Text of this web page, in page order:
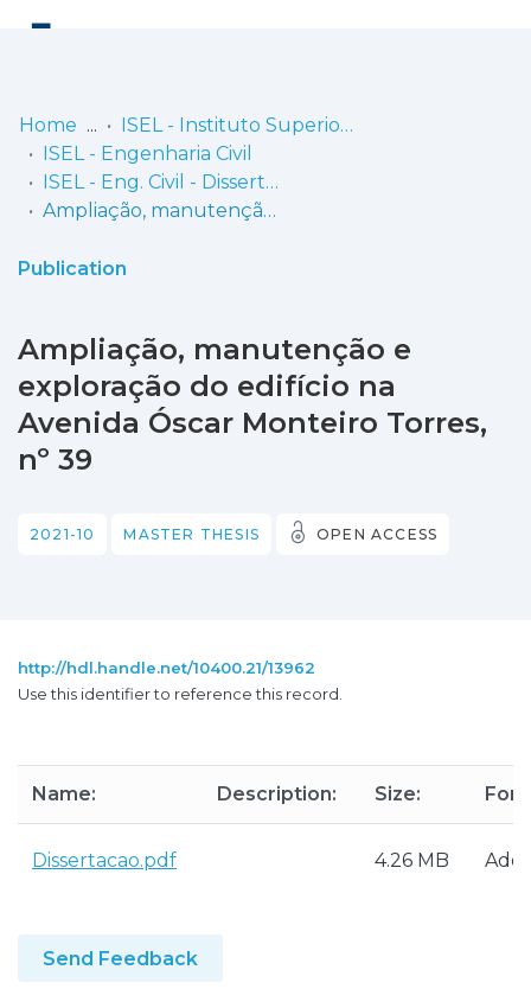
Communities
& Collections
Statistics
Home
ISEL - Instituto Superior de Engenharia de Lisboa
ISEL - Engenharia Civil
ISEL - Eng. Civil - Dissertações de Mestrado
Ampliação, manutenção e exploração do edifício na Avenida Óscar Monteiro Torres, nº 39
Publication
Ampliação, manutenção e
exploração do edifício na
Avenida Óscar Monteiro Torres,
nº 39
2021-10 MASTER THESIS OPEN ACCESS
http://hdl.handle.net/10400.21/13962
Use this identifier to reference this record.
Name: Description: Size:
Dissertacao.pdf 4.26 MB
Send Feedback